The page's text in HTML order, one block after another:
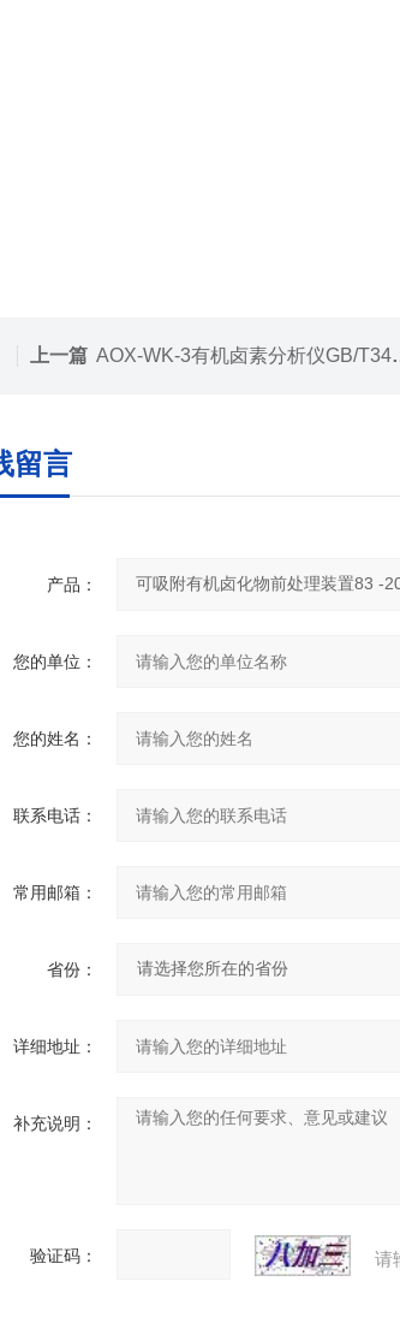
上一篇 AOX-WK-3有机卤素分析仪GB/T34845-2017标准
留言
产品：
您的单位：
您的姓名：
联系电话：
常用邮箱：
省份：
详细地址：
补充说明：
验证码： 请